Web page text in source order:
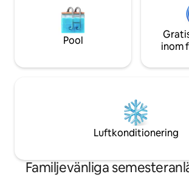
Pool
inom
Luftkonditionering
Familjevänliga